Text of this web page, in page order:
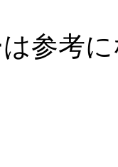
参考